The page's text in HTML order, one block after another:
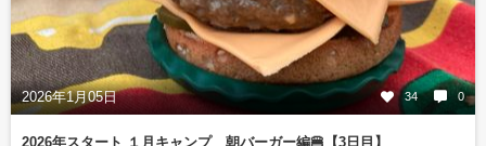
2026年1月05日 34 0
2026年スタート １月キャンプ 朝バーガー編🍔【3日目】